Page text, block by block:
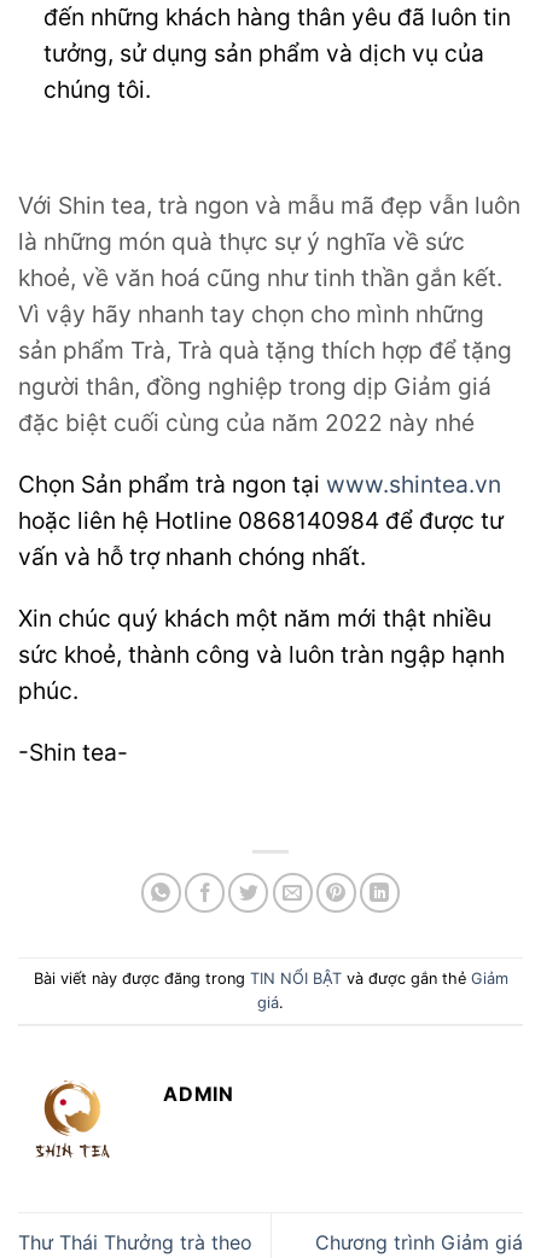
đến những khách hàng thân yêu đã luôn tin
tưởng, sử dụng sản phẩm và dịch vụ của
chúng tôi.
Với Shin tea, trà ngon và mẫu mã đẹp vẫn luôn
là những món quà thực sự ý nghĩa về sức
khoẻ, về văn hoá cũng như tinh thần gắn kết.
Vì vậy hãy nhanh tay chọn cho mình những
sản phẩm Trà, Trà quà tặng thích hợp để tặng
người thân, đồng nghiệp trong dịp Giảm giá
đặc biệt cuối cùng của năm 2022 này nhé
Chọn Sản phẩm trà ngon tại www.shintea.vn
hoặc liên hệ Hotline 0868140984 để được tư
vấn và hỗ trợ nhanh chóng nhất.
Xin chúc quý khách một năm mới thật nhiều
sức khoẻ, thành công và luôn tràn ngập hạnh
phúc.
-Shin tea-
Bài viết này được đăng trong TIN NỔI BẬTvà được gắn thẻ Giảm
giá.
ADMIN
Thư Thái Thưởng trà theo Chương trình Giảm giá